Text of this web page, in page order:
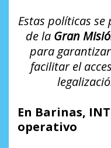
Estas políticas
de la Gran
para
facilitar el
En Barinas,
operativo